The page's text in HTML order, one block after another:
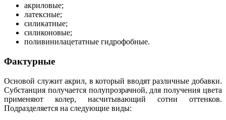
акриловые;
латексные;
силикатные;
силиконовые;
поливинилацетатные гидрофобные.
Фактурные
Основой служит акрил, в который вводят различные добавки.
Субстанция получается полупрозрачной, для получения цвета
применяют колер, насчитывающий сотни оттенков.
Подразделяется на следующие виды: